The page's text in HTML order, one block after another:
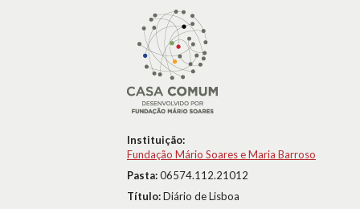
Instituição:
Fundação Mário Soares e Maria Barroso
Pasta:06574.112.21012
Título:Diário de Lisboa